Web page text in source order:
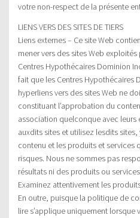
votre non-respect de la présente
LIENS VERS DES SITES DE TIERS
Liens externes – Ce site Web
mener vers des sites Web
Centres Hypothécaires Dominion
fait que les Centres Hypothécaires
hyperliens vers des sites Web ne
constituant l’approbation du
association quelconque avec
auxdits sites et utilisez lesdits
contenu et les produits et services
risques. Nous ne sommes pas
résultats ni des produits ou
Examinez attentivement les
En outre, puisque la politique de
lire s’applique uniquement